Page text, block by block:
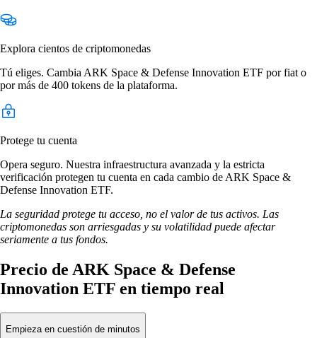
Explora cientos de criptomonedas
Tú eliges. Cambia ARK Space & Defense Innovation ETF por fiat o
por más de 400 tokens de la plataforma.
Protege tu cuenta
Opera seguro. Nuestra infraestructura avanzada y la estricta
verificación protegen tu cuenta en cada cambio de ARK Space &
Defense Innovation ETF.
La seguridad protege tu acceso, no el valor de tus activos. Las
criptomonedas son arriesgadas y su volatilidad puede afectar
seriamente a tus fondos.
Precio de ARK Space & Defense
Innovation ETF en tiempo real
Empieza en cuestión de minutos